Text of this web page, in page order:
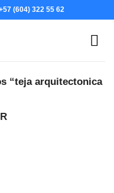
(604) 322 55 62
“teja arquitectonica